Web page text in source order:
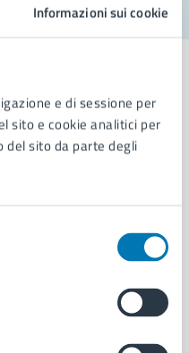
Informazioni sui cookie
e di sessione per
sito e cookie analitici per
del sito da parte degli